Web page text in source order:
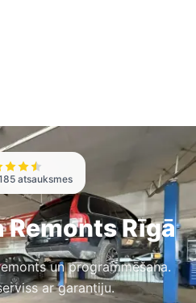
atsauksmes
Rīgā
un programmēšana.
ar garantiju.